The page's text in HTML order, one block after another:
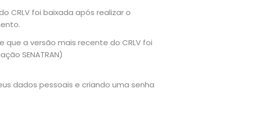
a versão mais recente do CRLV foi
SENATRAN)
dados pessoais e criando uma senha